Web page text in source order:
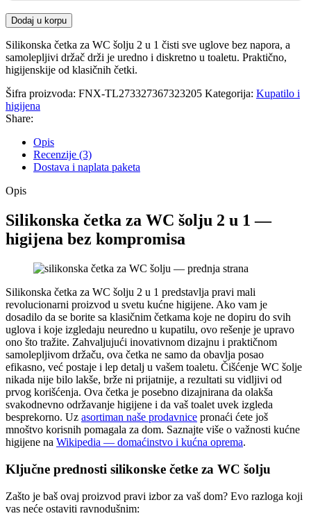
Dodaj u korpu
Silikonska četka za WC šolju 2 u 1 čisti sve uglove bez napora, a
samolepljivi držač drži je uredno i diskretno u toaletu. Praktično,
higijenskije od klasičnih četki.
Šifra proizvoda: FNX-TL273327367323205 Kategorija: Kupatilo i
higijena
Share:
Opis
Recenzije (3)
Dostava i naplata paketa
Opis
Silikonska četka za WC šolju 2 u 1 —
higijena bez kompromisa
Silikonska četka za WC šolju 2 u 1 predstavlja pravi mali
revolucionarni proizvod u svetu kućne higijene. Ako vam je
dosadilo da se borite sa klasičnim četkama koje ne dopiru do svih
uglova i koje izgledaju neuredno u kupatilu, ovo rešenje je upravo
ono što tražite. Zahvaljujući inovativnom dizajnu i praktičnom
samolepljivom držaču, ova četka ne samo da obavlja posao
efikasno, već postaje i lep detalj u vašem toaletu. Čišćenje WC šolje
nikada nije bilo lakše, brže ni prijatnije, a rezultati su vidljivi od
prvog korišćenja. Ova četka je posebno dizajnirana da olakša
svakodnevno održavanje higijene i da vaš toalet uvek izgleda
besprekorno. Uz asortiman naše prodavnice pronaći ćete još
mnoštvo korisnih pomagala za dom. Saznajte više o važnosti kućne
higijene na Wikipedia — domaćinstvo i kućna oprema.
Ključne prednosti silikonske četke za WC šolju
Zašto je baš ovaj proizvod pravi izbor za vaš dom? Evo razloga koji
vas neće ostaviti ravnodušnim: